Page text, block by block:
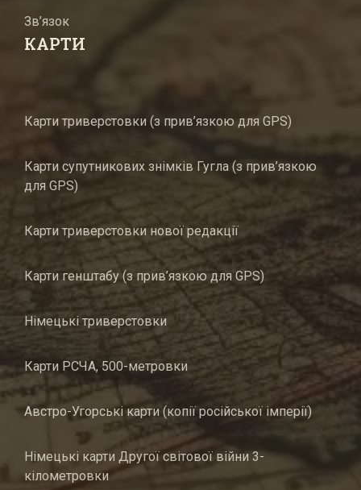
Зв’язок
КАРТИ
Карти триверстовки (з прив’язкою для GPS)
Карти супутникових знімків Гугла (з прив’язкою
для GPS)
Карти триверстовки нової редакції
Карти генштабу (з прив’язкою для GPS)
Німецькі триверстовки
Карти РСЧА, 500-метровки
Австро-Угорські карти (копії російської імперії)
Німецькі карти Другої світової війни 3-
кілометровки